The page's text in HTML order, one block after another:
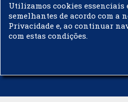
Governo adia reunião
etanol na
Utilizamos cookies essenciais
semelhantes de acordo com a
Privacidade e, ao continuar
com estas condições.